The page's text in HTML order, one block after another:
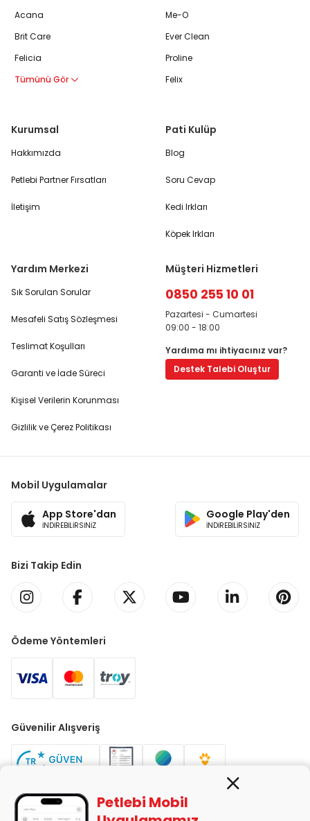
Acana
Brit Care
Felicia
Tümünü Gör
Me-O
Ever Clean
Proline
Felix
Kurumsal
Hakkımızda
Petlebi Partner Fırsatları
İletişim
Pati Kulüp
Blog
Soru Cevap
Kedi Irkları
Köpek Irkları
Yardım Merkezi
Sık Sorulan Sorular
Mesafeli Satış Sözleşmesi
Teslimat Koşulları
Garanti ve İade Süreci
Kişisel Verilerin Korunması
Gizlilik ve Çerez Politikası
Müşteri Hizmetleri
0850 255 10 01
Pazartesi - Cumartesi
09:00 - 18:00
Yardıma mı ihtiyacınız var?
Destek Talebi Oluştur
Mobil Uygulamalar
App Store'dan
İNDİREBİLİRSİNİZ
Google Play'den
İNDİREBİLİRSİNİZ
Bizi Takip Edin
Ödeme Yöntemleri
Güvenilir Alışveriş
Petlebi Mobil